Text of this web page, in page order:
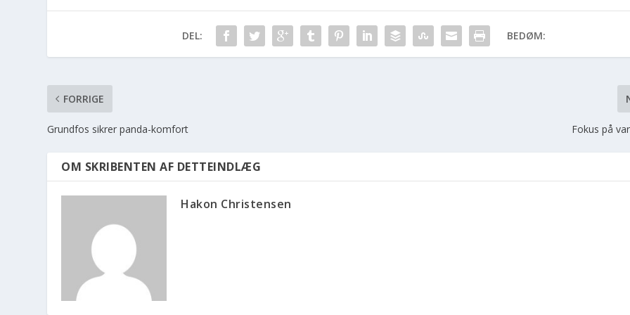
DEL: BEDØM:
FORRIGE
Grundfos sikrer panda-komfort Fokus på
OM SKRIBENTEN AF DETTEINDLÆG
Hakon Christensen